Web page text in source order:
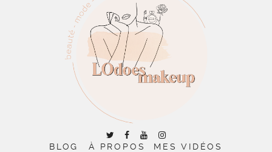
BLOG À PROPOS
MES VIDÉOS